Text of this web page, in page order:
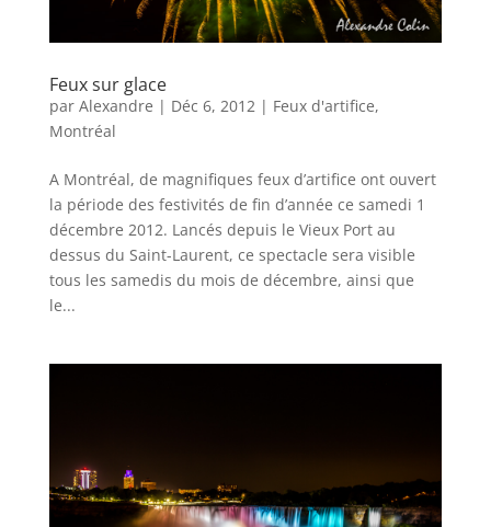
Feux sur glace
par Alexandre | Déc 6, 2012 | Feux d'artifice,
Montréal
A Montréal, de magnifiques feux d’artifice ont ouvert
la période des festivités de fin d’année ce samedi 1
décembre 2012. Lancés depuis le Vieux Port au
dessus du Saint-Laurent, ce spectacle sera visible
tous les samedis du mois de décembre, ainsi que
le...